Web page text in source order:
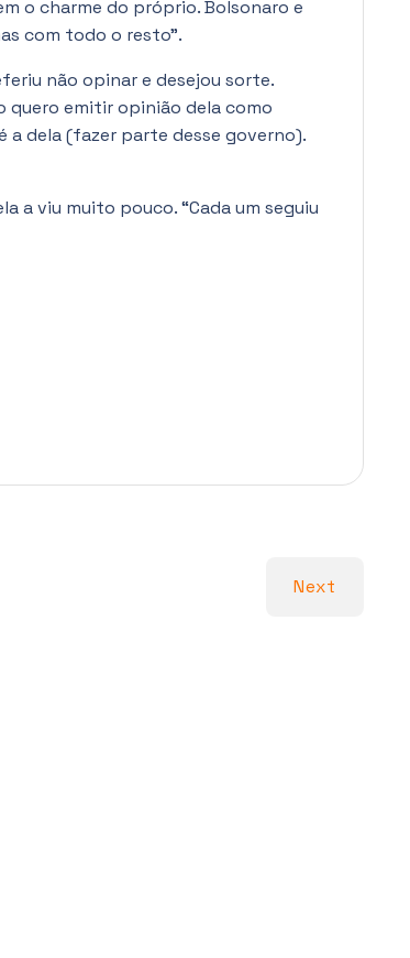
o charme do próprio. Bolsonaro e
com todo o resto”.
não opinar e desejou sorte.
quero emitir opinião dela como
a dela (fazer parte desse governo).
a viu muito pouco. “Cada um seguiu
Next